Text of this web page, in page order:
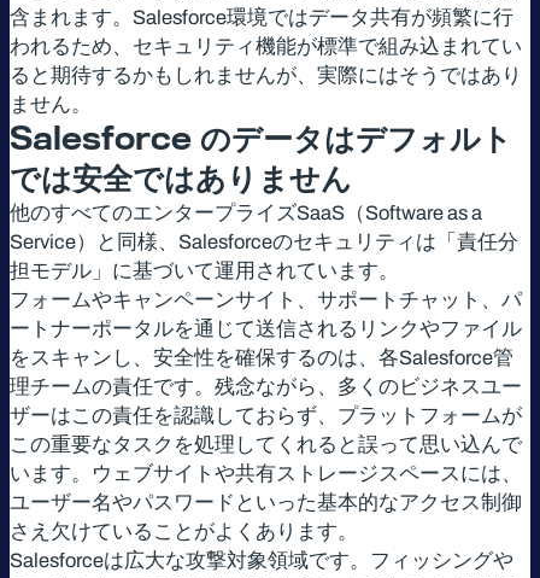
含まれます。Salesforce環境ではデータ共有が頻繁に行
われるため、セキュリティ機能が標準で組み込まれてい
ると期待するかもしれませんが、実際にはそうではあり
ません。
Salesforce のデータはデフォルト
では安全ではありません
他のすべてのエンタープライズSaaS（Software as a
Service）と同様、Salesforceのセキュリティは「責任分
担モデル」に基づいて運用されています。
フォームやキャンペーンサイト、サポートチャット、パ
ートナーポータルを通じて送信されるリンクやファイル
をスキャンし、安全性を確保するのは、各Salesforce管
理チームの責任です。残念ながら、多くのビジネスユー
ザーはこの責任を認識しておらず、プラットフォームが
この重要なタスクを処理してくれると誤って思い込んで
います。ウェブサイトや共有ストレージスペースには、
ユーザー名やパスワードといった基本的なアクセス制御
さえ欠けていることがよくあります。
Salesforceは広大な攻撃対象領域です。フィッシングや